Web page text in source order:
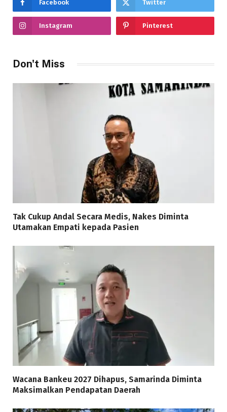
Facebook Twitter
Instagram Pinterest
Don't Miss
Tak Cukup Andal Secara Medis, Nakes Diminta
Utamakan Empati kepada Pasien
Wacana Bankeu 2027 Dihapus, Samarinda Diminta
Maksimalkan Pendapatan Daerah